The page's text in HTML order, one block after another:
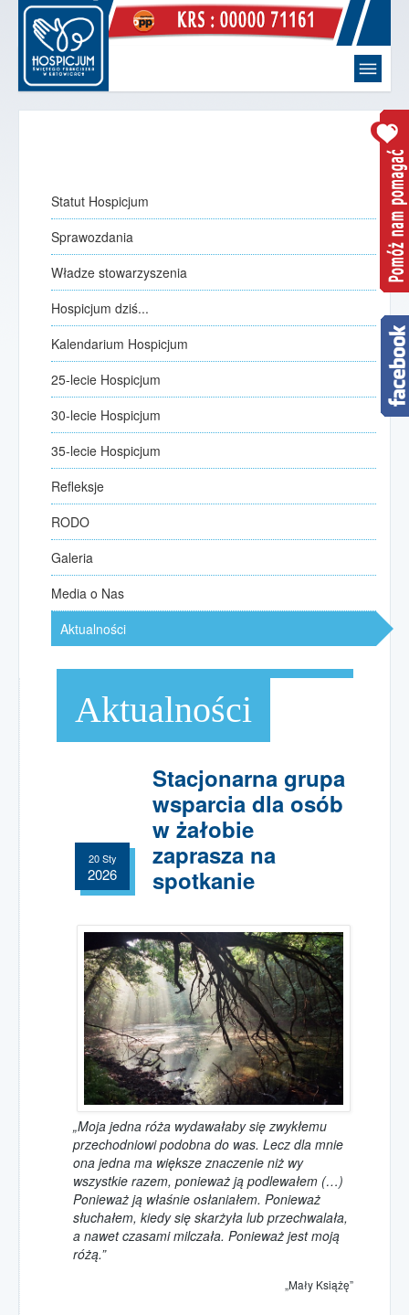
Witaj
Statut Hospicjum
Sprawozdania
Władze stowarzyszenia
Hospicjum dziś...
Kalendarium Hospicjum
jak to się zaczęło
25-lecie Hospicjum
30-lecie Hospicjum
Refleksje
kilka słów od przewodniczących
RODO
Galeria
Media o Nas
Aktualności
Opieka
paliatywno-hospicyjna
Opieka paliatywna w domu
Zgłoszenie pacjenta
Poradniki opieki nad chorym
Wspólnota rodzin hospicyjnych
Grupa wsparcia
dla osób w żałobie
Podziękowania
Spotkania Online
Msze Święte
Wesprzyj nas
1,5% podatku PIT
Darowizny
Wpłata online
Wolontariat
w Hospicjum
Wolontariat w Hospicjum
Statut Hospicjum
Sprawozdania
Władze stowarzyszenia
Hospicjum dziś...
Kalendarium Hospicjum
25-lecie Hospicjum
30-lecie Hospicjum
35-lecie Hospicjum
Refleksje
RODO
Galeria
Media o Nas
Aktualności
Aktualności
Stacjonarna grupa
wsparcia dla osób
w żałobie
zaprasza na
spotkanie
20 Sty
2026
„Moja jedna róża wydawałaby się zwykłemu
przechodniowi podobna do was. Lecz dla mnie
ona jedna ma większe znaczenie niż wy
wszystkie razem, ponieważ ją podlewałem (…)
Ponieważ ją właśnie osłaniałem. Ponieważ
słuchałem, kiedy się skarżyła lub przechwalała,
a nawet czasami milczała. Ponieważ jest moją
różą.”
„Mały Książę”